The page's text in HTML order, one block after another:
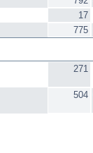
17
775
271
504